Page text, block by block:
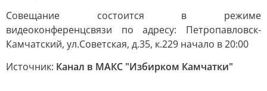
Совещание состоится в режиме
видеоконференцсвязи по адресу: Петропавловск-
Камчатский, ул.Советская, д.35, к.229 начало в 20:00
Источник: Канал в МАКС "Избирком Камчатки"